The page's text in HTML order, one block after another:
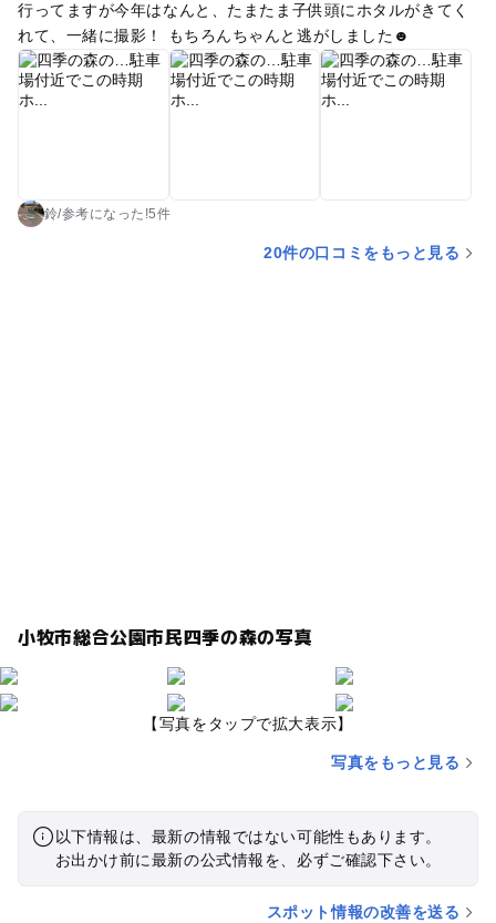
行ってますが今年はなんと、たまたま子供頭にホタルがきてく
れて、一緒に撮影！ もちろんちゃんと逃がしました☻
鈴/参考になった!5件
20件の口コミをもっと見る
小牧市総合公園市民四季の森の写真
【写真をタップで拡大表示】
写真をもっと見る
以下情報は、最新の情報ではない可能性もあります。
お出かけ前に最新の公式情報を、必ずご確認下さい。
スポット情報の改善を送る